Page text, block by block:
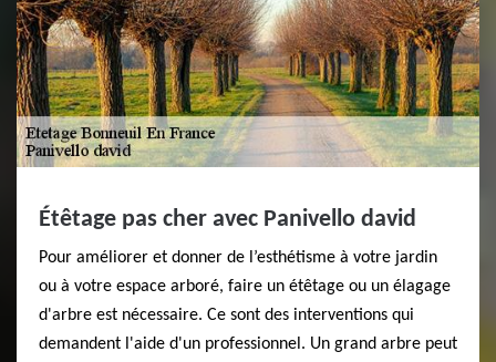
Étêtage pas cher avec Panivello david
Pour améliorer et donner de l’esthétisme à votre jardin
ou à votre espace arboré, faire un étêtage ou un élagage
d'arbre est nécessaire. Ce sont des interventions qui
demandent l'aide d'un professionnel. Un grand arbre peut